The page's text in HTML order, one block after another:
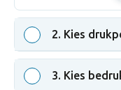
2. Kies
3. Kies